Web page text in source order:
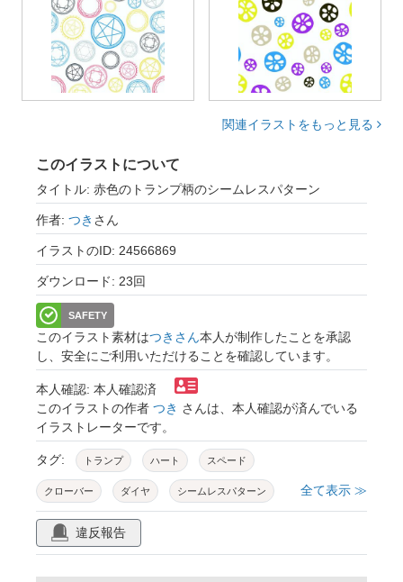
関連イラストをもっと見る
このイラストについて
タイトル: 赤色のトランプ柄のシームレスパターン
作者: つき さん
イラストのID: 24566869
ダウンロード: 23回
SAFETY
このイラスト素材はつきさん本人が制作したことを承認
し、安全にご利用いただけることを確認しています。
本人確認: 本人確認済
このイラストの作者 つき さんは、本人確認が済んでいる
イラストレーターです。
タグ: トランプ ハート スペード
クローバー ダイヤ シームレスパターン
背景 シンプル
パステル 壁紙 素材 赤色
全て表示 ≫
違反報告